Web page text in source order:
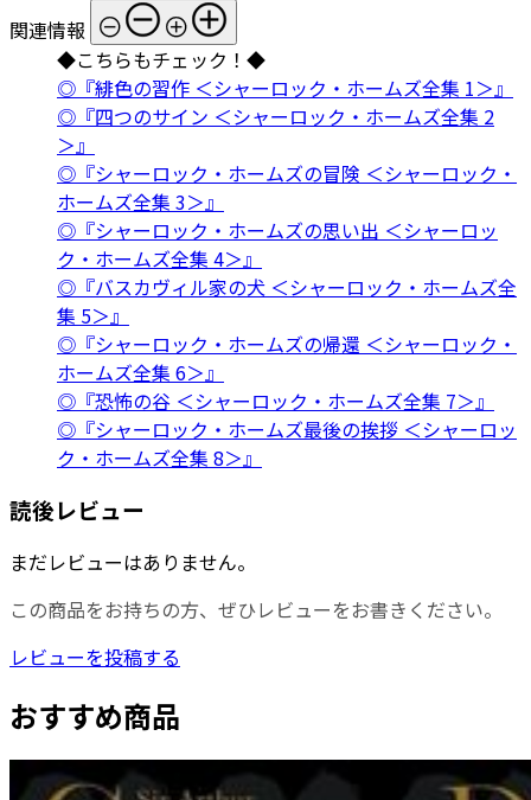
関連情報
◆こちらもチェック！◆
◎『緋色の習作 ＜シャーロック・ホームズ全集 1＞』
◎『四つのサイン ＜シャーロック・ホームズ全集 2
＞』
◎『シャーロック・ホームズの冒険 ＜シャーロック・
ホームズ全集 3＞』
◎『シャーロック・ホームズの思い出 ＜シャーロッ
ク・ホームズ全集 4＞』
◎『バスカヴィル家の犬 ＜シャーロック・ホームズ全
集 5＞』
◎『シャーロック・ホームズの帰還 ＜シャーロック・
ホームズ全集 6＞』
◎『恐怖の谷 ＜シャーロック・ホームズ全集 7＞』
◎『シャーロック・ホームズ最後の挨拶 ＜シャーロッ
ク・ホームズ全集 8＞』
読後レビュー
まだレビューはありません。
この商品をお持ちの方、ぜひレビューをお書きください。
レビューを投稿する
おすすめ商品